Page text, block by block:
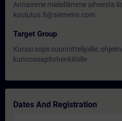
Annamme mielellämme aiheesta
koulutus.fi@siemens.com
Target Group
Kurssi sopii suunnittelijoille,
kunnossapitohenkilöille
Dates And Registration